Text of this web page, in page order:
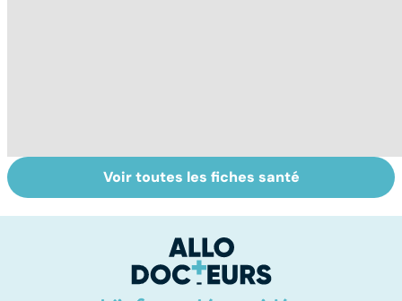
Variole du singe :
symptômes,
Les agrumes et
leurs bienfaits
Voir toutes les fiches santé